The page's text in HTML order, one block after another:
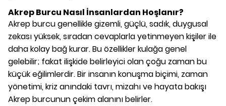
Akrep Burcu Nasıl İnsanlardan Hoşlanır?
Akrep burcu genellikle gizemli, güçlü, sadık, duygusal
zekası yüksek, sıradan cevaplarla yetinmeyen kişiler ile
daha kolay bağ kurar. Bu özellikler kulağa genel
gelebilir; fakat ilişkide belirleyici olan çoğu zaman bu
küçük eğilimlerdir. Bir insanın konuşma biçimi, zaman
yönetimi, kriz anındaki tavrı, mizahı ve hayata bakışı
Akrep burcunun çekim alanını belirler.